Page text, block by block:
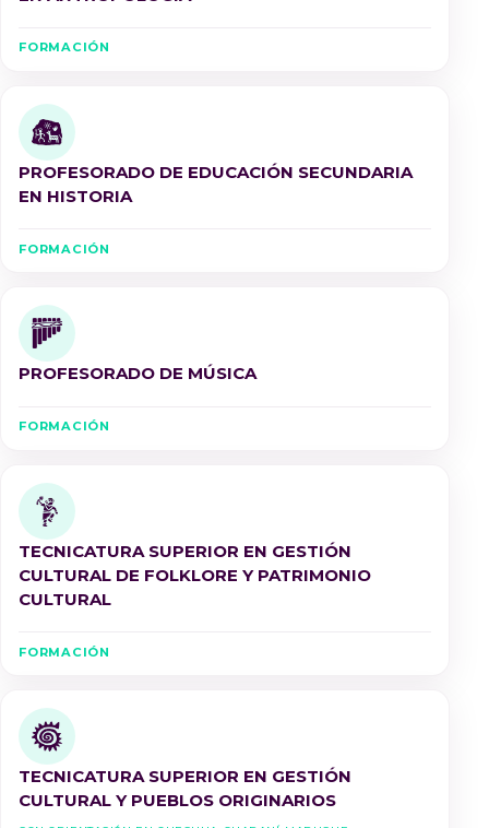
FORMACIÓN
PROFESORADO DE EDUCACIÓN SECUNDARIA
EN HISTORIA
FORMACIÓN
PROFESORADO DE MÚSICA
FORMACIÓN
TECNICATURA SUPERIOR EN GESTIÓN
CULTURAL DE FOLKLORE Y PATRIMONIO
CULTURAL
FORMACIÓN
TECNICATURA SUPERIOR EN GESTIÓN
CULTURAL Y PUEBLOS ORIGINARIOS